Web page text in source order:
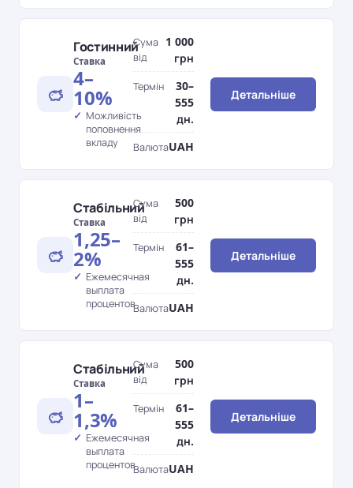
Гостинний
Ставка
4–
10%
Можливість
поповнення
вкладу
Сума
від
1 000
грн
Термін
30–
555
дн.
ВалютаUAH
Детальніше
Стабільний
Ставка
1,25–
2%
Ежемесячная
выплата
процентов
Сума
від
500
грн
Термін
61–
555
дн.
ВалютаUAH
Детальніше
Стабільний
Ставка
1–
1,3%
Ежемесячная
выплата
процентов
Сума
від
500
грн
Термін
61–
555
дн.
ВалютаUAH
Детальніше